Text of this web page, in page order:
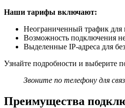
Наши тарифы включают:
Неограниченный трафик для
Возможность подключения
Выделенные IP-адреса для
Узнайте подробности и выберите
Звоните по телефону для
Преимущества